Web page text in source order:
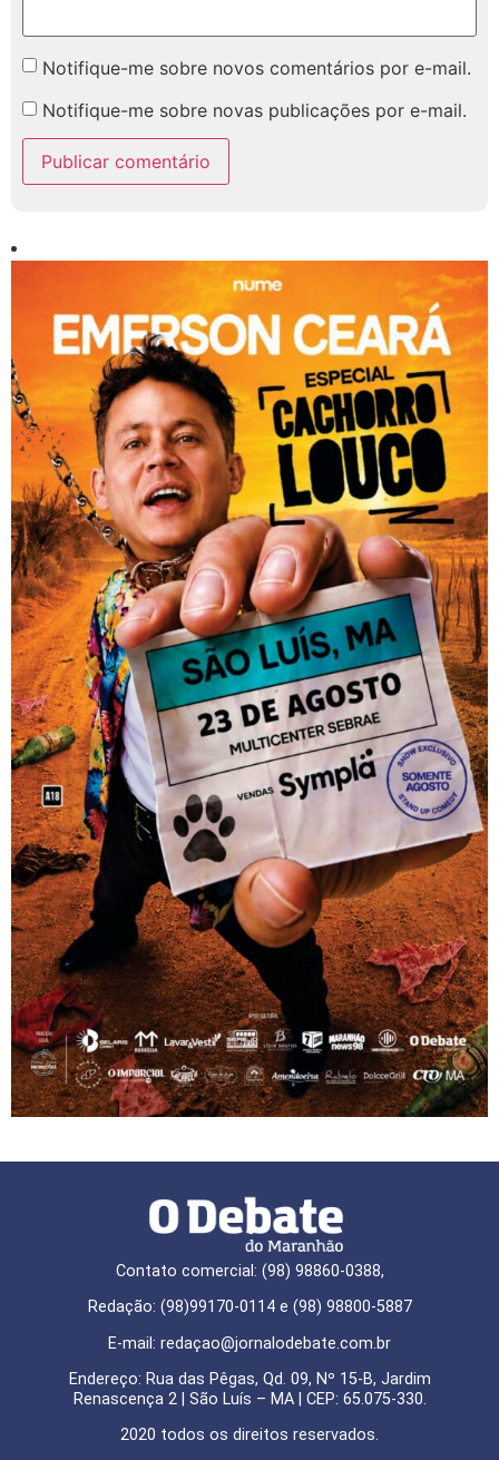
Notifique-me sobre novos comentários por e-mail.
Notifique-me sobre novas publicações por e-mail.
Contato comercial: (98) 98860-0388,
Redação: (98)99170-0114 e (98) 98800-5887
E-mail: redaçao@jornalodebate.com.br
Endereço: Rua das Pêgas, Qd. 09, Nº 15-B, Jardim
Renascença 2 | São Luís – MA | CEP: 65.075-330.
2020 todos os direitos reservados.